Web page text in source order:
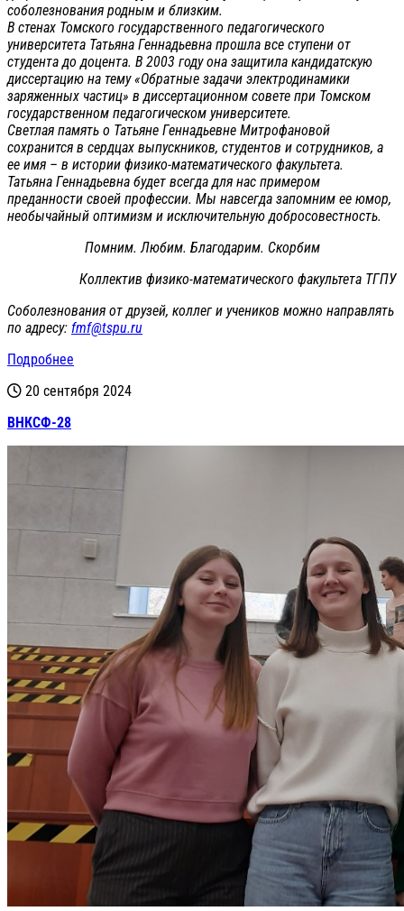
соболезнования родным и близким.
В стенах Томского государственного педагогического
университета Татьяна Геннадьевна прошла все ступени от
студента до доцента. В 2003 году она защитила кандидатскую
диссертацию на тему «Обратные задачи электродинамики
заряженных частиц» в диссертационном совете при Томском
государственном педагогическом университете.
Светлая память о Татьяне Геннадьевне Митрофановой
сохранится в сердцах выпускников, студентов и сотрудников, а
ее имя – в истории физико-математического факультета.
Татьяна Геннадьевна будет всегда для нас примером
преданности своей профессии. Мы навсегда запомним ее юмор,
необычайный оптимизм и исключительную добросовестность.
Помним. Любим. Благодарим. Скорбим
Коллектив физико-математического факультета ТГПУ
Соболезнования от друзей, коллег и учеников можно направлять
по адресу: fmf@tspu.ru
Подробнее
20 сентября 2024
ВНКСФ-28